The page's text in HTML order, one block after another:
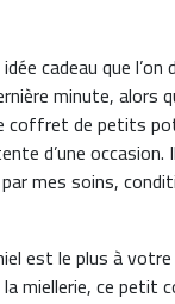
cadeau que
minute, alors
de petits
d’une
mes soins,
est le plus à
miellerie, ce